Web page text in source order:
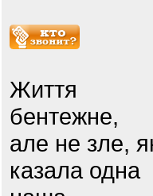
Життя
бентежне,
але не зле,
казала одна